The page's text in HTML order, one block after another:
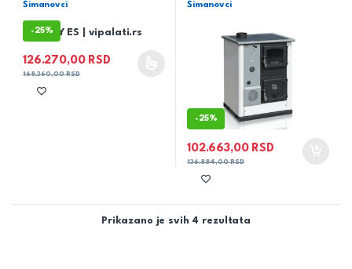
Šimanovci
-25%
126.270,00 RSD
168.360,00RSD
Ovaj proizvod ima više varijanti. Opcije mogu biti izabrane na
Šimanovci
-25%
102.663,00 RSD
136.884,00RSD
Prikazano je svih 4 rezultata